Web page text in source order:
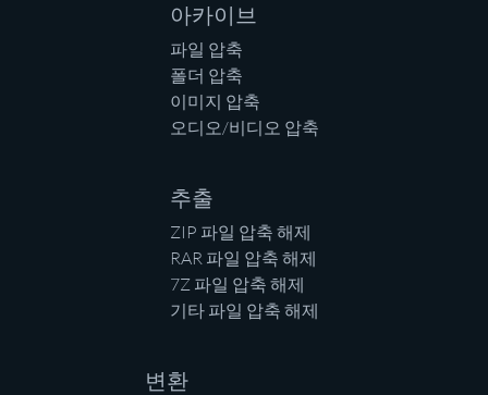
아카이브
파일 압축
폴더 압축
이미지 압축
오디오/비디오 압축
추출
ZIP 파일 압축 해제
RAR 파일 압축 해제
7Z 파일 압축 해제
기타 파일 압축 해제
변환